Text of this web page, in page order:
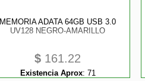
MEMORIA ADATA 64GB USB 3.0
UV128 NEGRO-AMARILLO
$ 161.22
Existencia Aprox: 71